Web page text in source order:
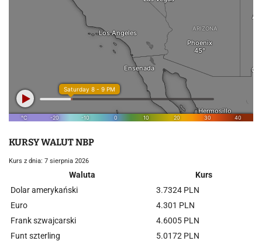
KURSY WALUT NBP
Kurs z dnia: 7 sierpnia 2026
Waluta
Kurs
Dolar amerykański
3.7324 PLN
Euro
4.301 PLN
Frank szwajcarski
4.6005 PLN
Funt szterling
5.0172 PLN